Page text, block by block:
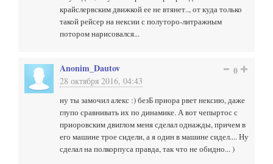
крайслервским движкой ее не втянет.., от куда только
такой рейсер на нексии с полуторо-литражным
потором нарисовался...
Anonim_Dautov
28 октября 2016, 04:43
0
ну ты замочил алекс :) безБ приора рвет нексию, даже
глупо сравнивать их по динамике. А вот чепыртос с
приоровским двиглом меня сделал однажды, причем в
его машине трое сидели, а я один в машине сидел.... Ну
сделал на полкорпуса правда, так что не обидно... )